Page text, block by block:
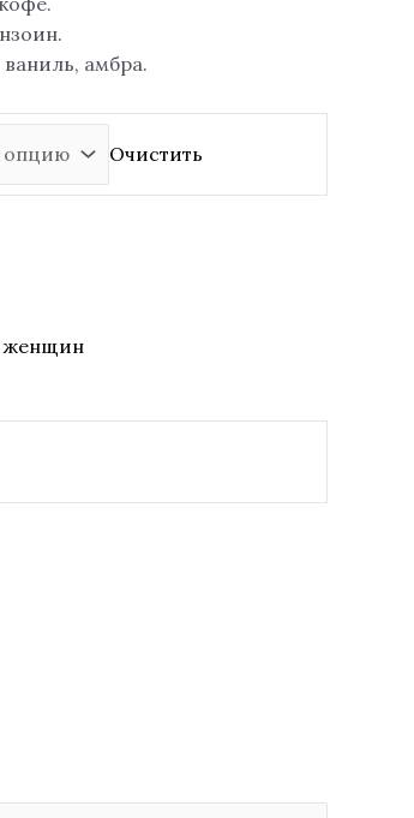
амбра.
Очистить
женщин